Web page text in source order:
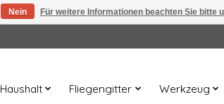
Haushalt Fliegengitter Werkzeug
Nein Für weitere Informationen beachten Sie bitte